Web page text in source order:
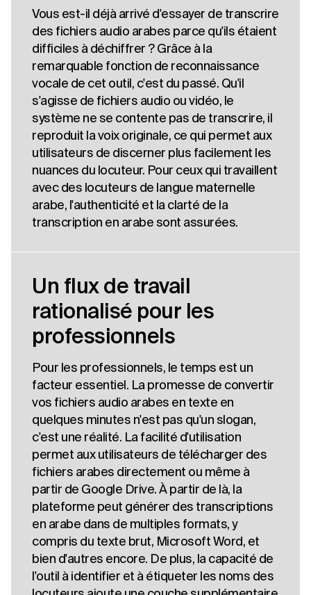
Vous est-il déjà arrivé d'essayer de transcrire
des fichiers audio arabes parce qu'ils étaient
difficiles à déchiffrer ? Grâce à la
remarquable fonction de reconnaissance
vocale de cet outil, c'est du passé. Qu'il
s'agisse de fichiers audio ou vidéo, le
système ne se contente pas de transcrire, il
reproduit la voix originale, ce qui permet aux
utilisateurs de discerner plus facilement les
nuances du locuteur. Pour ceux qui travaillent
avec des locuteurs de langue maternelle
arabe, l'authenticité et la clarté de la
transcription en arabe sont assurées.
Un flux de travail
rationalisé pour les
professionnels
Pour les professionnels, le temps est un
facteur essentiel. La promesse de convertir
vos fichiers audio arabes en texte en
quelques minutes n'est pas qu'un slogan,
c'est une réalité. La facilité d'utilisation
permet aux utilisateurs de télécharger des
fichiers arabes directement ou même à
partir de Google Drive. À partir de là, la
plateforme peut générer des transcriptions
en arabe dans de multiples formats, y
compris du texte brut, Microsoft Word, et
bien d'autres encore. De plus, la capacité de
l'outil à identifier et à étiqueter les noms des